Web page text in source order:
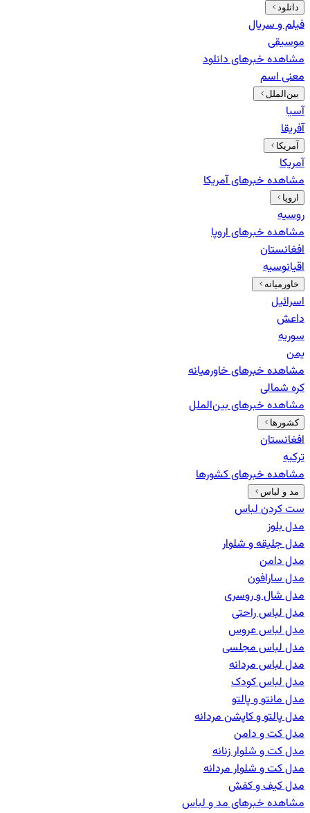
دانلود
فیلم و سریال
موسیقی
مشاهده خبرهایدانلود
معنی اسم
بین‌الملل
آسیا
آفریقا
آمریکا
آمریکا
مشاهده خبرهایآمریکا
اروپا
روسیه
مشاهده خبرهایاروپا
افغانستان
اقیانوسیه
خاورمیانه
اسرائیل
داعش
سوریه
یمن
مشاهده خبرهایخاورمیانه
کره شمالی
مشاهده خبرهایبین‌الملل
کشورها
افغانستان
ترکیه
مشاهده خبرهایکشورها
مد و لباس
ست کردن لباس
مدل بلوز
مدل جلیقه و شلوار
مدل دامن
مدل سارافون
مدل شال و روسری
مدل لباس راحتی
مدل لباس عروس
مدل لباس مجلسی
مدل لباس مردانه
مدل لباس کودک
مدل مانتو و پالتو
مدل پالتو و کاپشن مردانه
مدل کت و دامن
مدل کت و شلوار زنانه
مدل کت و شلوار مردانه
مدل کیف و کفش
مشاهده خبرهایمد و لباس